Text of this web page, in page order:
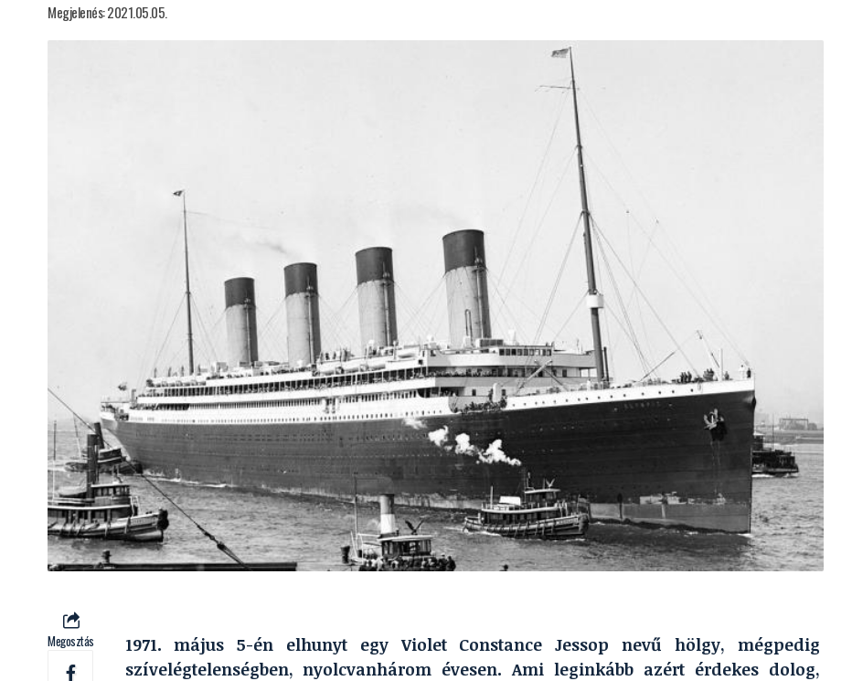
Megjelenés: 2021.05.05.
Megosztás
1971. május 5-én elhunyt egy Violet Constance Jessop nevű hölgy, mégpedig
szívelégtelenségben, nyolcvanhárom évesen. Ami leginkább azért érdekes dolog,